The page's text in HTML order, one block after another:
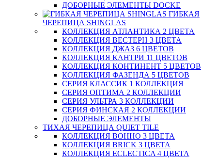
ДОБОРНЫЕ ЭЛЕМЕНТЫ DOCKE
ГИБКАЯ
ЧЕРЕПИЦА SHINGLAS
КОЛЛЕКЦИЯ АТЛАНТИКА 2 ЦВЕТА
КОЛЛЕКЦИЯ ВЕСТЕРН 3 ЦВЕТА
КОЛЛЕКЦИЯ ДЖАЗ 6 ЦВЕТОВ
КОЛЛЕКЦИЯ КАНТРИ 11 ЦВЕТОВ
КОЛЛЕКЦИЯ КОНТИНЕНТ 5 ЦВЕТОВ
КОЛЛЕКЦИЯ ФАЗЕНДА 5 ЦВЕТОВ
СЕРИЯ КЛАССИК 1 КОЛЛЕКЦИЯ
СЕРИЯ ОПТИМА 2 КОЛЛЕКЦИИ
СЕРИЯ УЛЬТРА 3 КОЛЛЕКЦИИ
СЕРИЯ ФИНСКАЯ 2 КОЛЛЕКЦИИ
ДОБОРНЫЕ ЭЛЕМЕНТЫ
ТИХАЯ ЧЕРЕПИЦА QUIET TILE
КОЛЛЕКЦИЯ BOHHO 3 ЦВЕТА
КОЛЛЕКЦИЯ BRICK 3 ЦВЕТА
КОЛЛЕКЦИЯ ECLECTICA 4 ЦВЕТА